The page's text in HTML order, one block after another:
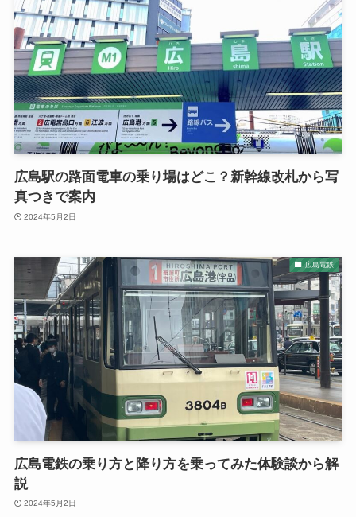
広島駅の路面電車の乗り場はどこ？新幹線改札から写
真つきで案内
2024年5月2日
広島電鉄
広島電鉄の乗り方と降り方を乗ってみた体験談から解
説
2024年5月2日